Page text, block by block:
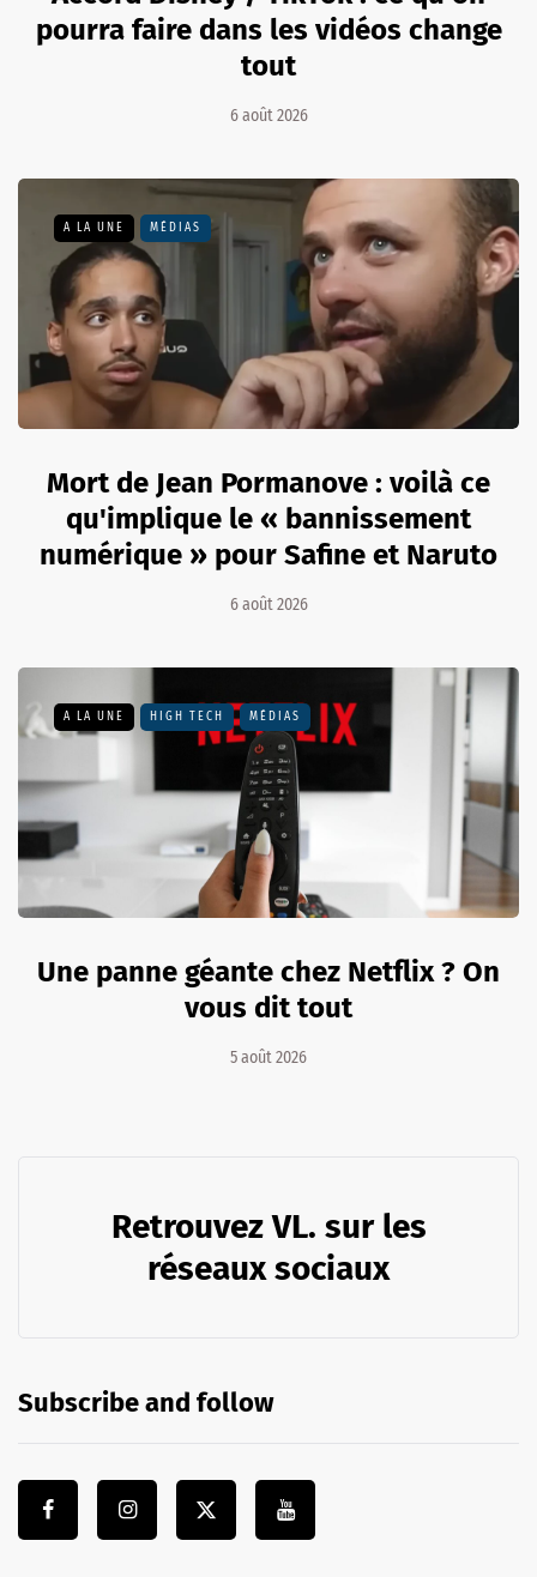
pourra faire dans les vidéos change
tout
6 août 2026
A LA UNE MÉDIAS
Mort de Jean Pormanove : voilà ce
qu'implique le « bannissement
numérique » pour Safine et Naruto
6 août 2026
A LA UNE HIGH TECH MÉDIAS
Une panne géante chez Netflix ? On
vous dit tout
5 août 2026
Retrouvez VL. sur les
réseaux sociaux
Subscribe and follow